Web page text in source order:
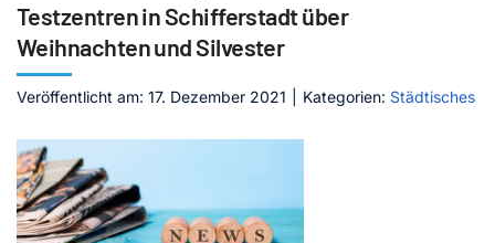
Jetzt abonnieren
Kontakt
Testzentren in Schifferstadt über
Weihnachten und Silvester
Veröffentlicht am: 17. Dezember 2021 Kategorien: Städtisches